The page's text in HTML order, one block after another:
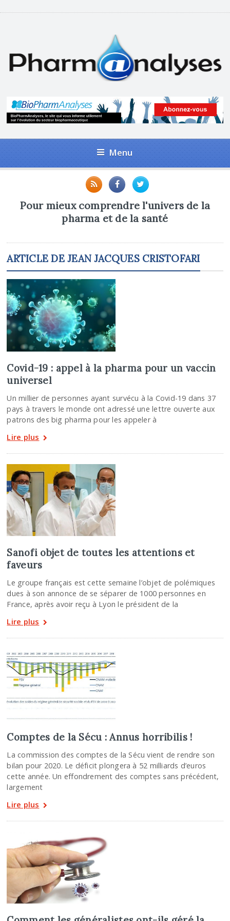
Menu
Pour mieux comprendre l'univers de la
pharma et de la santé
ARTICLE DE JEAN JACQUES CRISTOFARI
Covid-19 : appel à la pharma pour un vaccin
universel
Un millier de personnes ayant survécu à la Covid-19 dans 37
pays à travers le monde ont adressé une lettre ouverte aux
patrons des big pharma pour les appeler à
Lire plus
Sanofi objet de toutes les attentions et
faveurs
Le groupe français est cette semaine l’objet de polémiques
dues à son annonce de se séparer de 1000 personnes en
France, après avoir reçu à Lyon le président de la
Lire plus
Comptes de la Sécu : Annus horribilis !
La commission des comptes de la Sécu vient de rendre son
bilan pour 2020. Le déficit plongera à 52 milliards d’euros
cette année. Un effondrement des comptes sans précédent,
largement
Lire plus